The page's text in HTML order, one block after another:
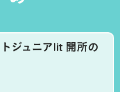
ジュニアlit 開所の